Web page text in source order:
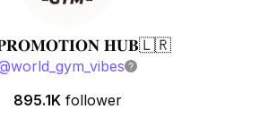
𝐇𝐔𝐁🇱🇷
world_gym_vibes
895.1K follower